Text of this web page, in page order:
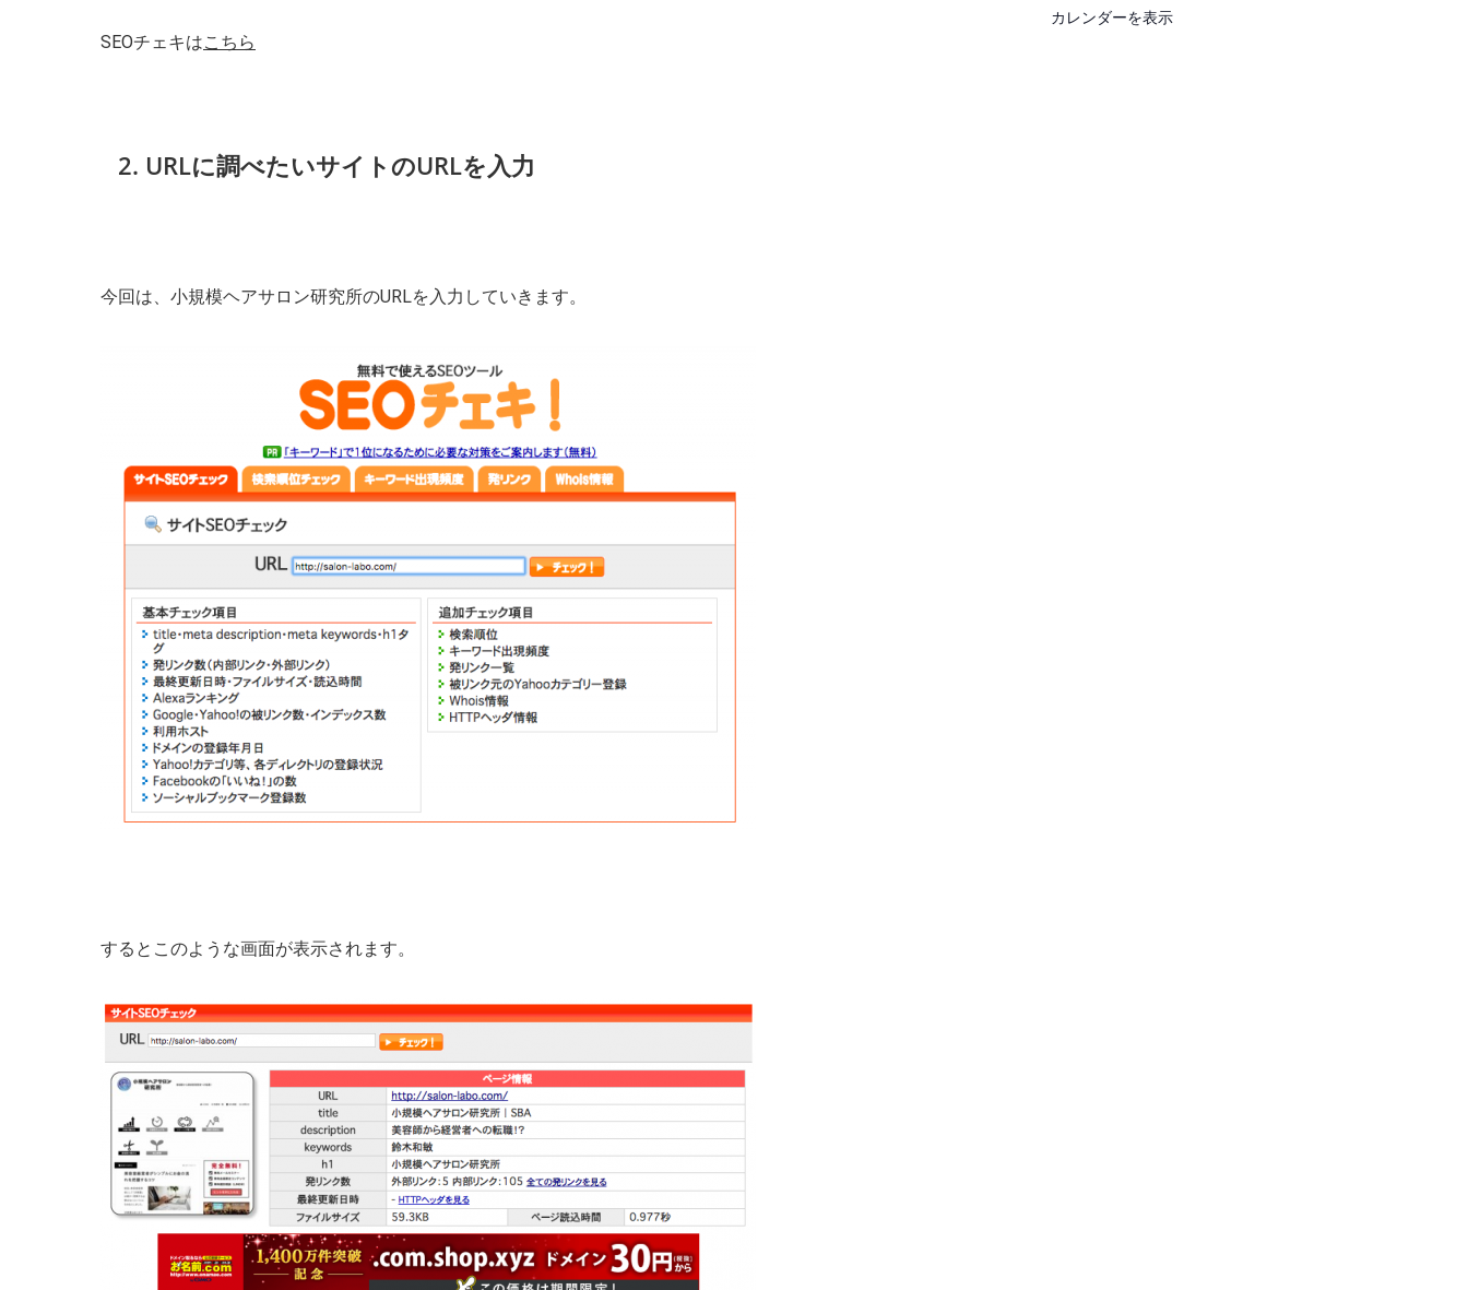
SEOチェキはこちら
2. URLに調べたいサイトのURLを入力
今回は、小規模ヘアサロン研究所のURLを入力していきます。
するとこのような画面が表示されます。
カレンダーを表示